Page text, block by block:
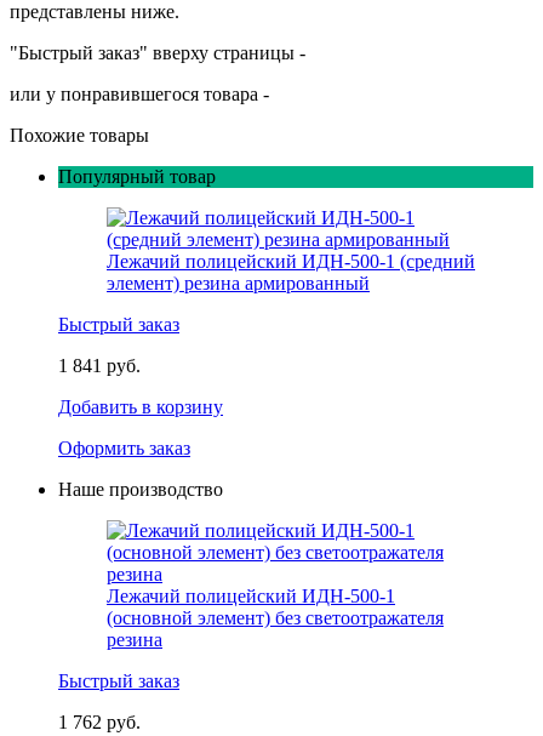
представлены ниже.
"Быстрый заказ" вверху страницы -
или у понравившегося товара -
Похожие товары
Популярный товар
Лежачий полицейский ИДН-500-1 (средний
элемент) резина армированный
Быстрый заказ
1 841 руб.
Добавить в корзину
Оформить заказ
Наше производство
Лежачий полицейский ИДН-500-1
(основной элемент) без светоотражателя
резина
Быстрый заказ
1 762 руб.